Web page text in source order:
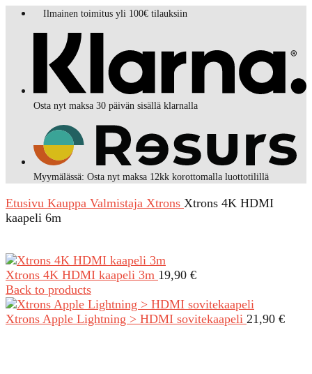
Ilmainen toimitus yli 100€ tilauksiin
Osta nyt maksa 30 päivän sisällä klarnalla
Myymälässä: Osta nyt maksa 12kk korottomalla luottotilillä
Etusivu Kauppa Valmistaja Xtrons Xtrons 4K HDMI
kaapeli 6m
Xtrons 4K HDMI kaapeli 3m 19,90 €
Back to products
Xtrons Apple Lightning > HDMI sovitekaapeli 21,90 €